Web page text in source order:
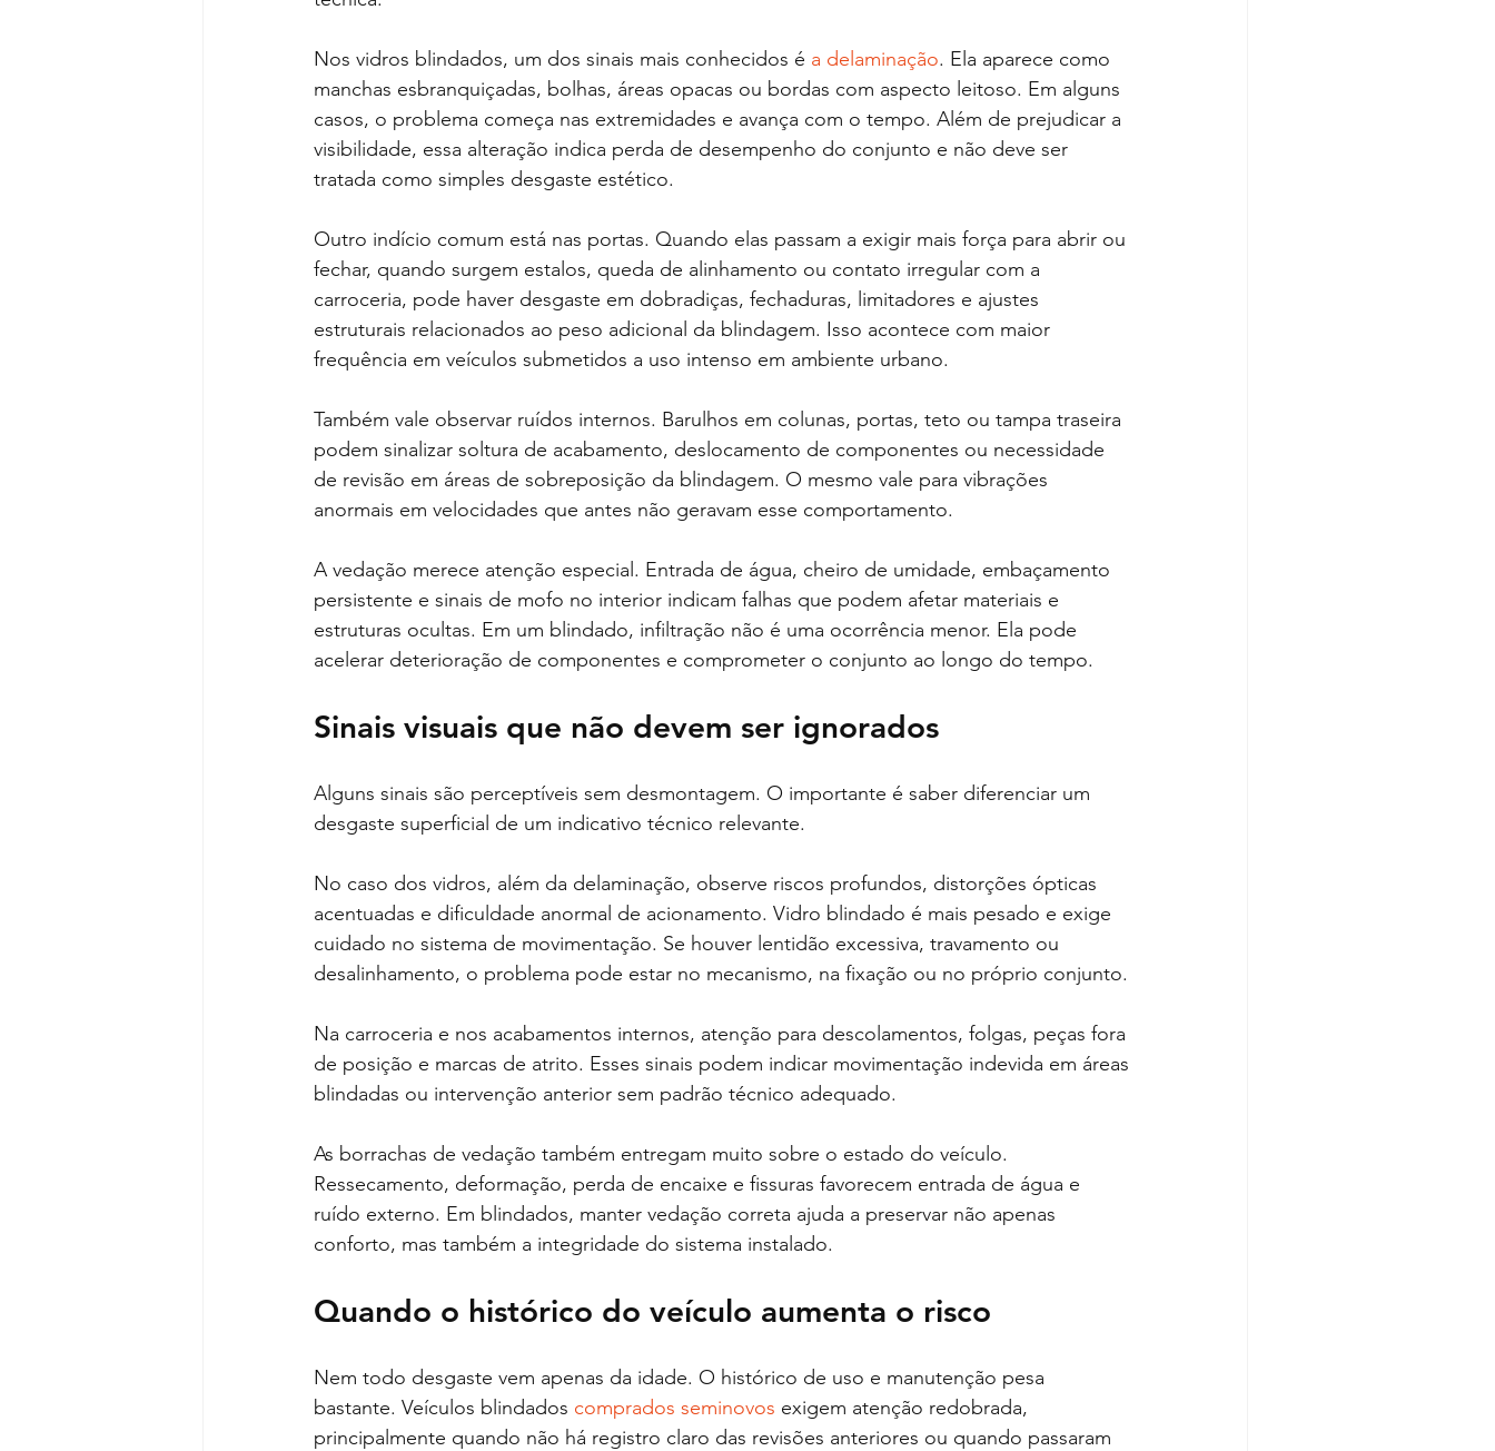
Nos vidros blindados, um dos sinais mais conhecidos é a delaminação. Ela aparece como
manchas esbranquiçadas, bolhas, áreas opacas ou bordas com aspecto leitoso. Em alguns
casos, o problema começa nas extremidades e avança com o tempo. Além de prejudicar a
visibilidade, essa alteração indica perda de desempenho do conjunto e não deve ser
tratada como simples desgaste estético.
Outro indício comum está nas portas. Quando elas passam a exigir mais força para abrir ou
fechar, quando surgem estalos, queda de alinhamento ou contato irregular com a
carroceria, pode haver desgaste em dobradiças, fechaduras, limitadores e ajustes
estruturais relacionados ao peso adicional da blindagem. Isso acontece com maior
frequência em veículos submetidos a uso intenso em ambiente urbano.
Também vale observar ruídos internos. Barulhos em colunas, portas, teto ou tampa traseira
podem sinalizar soltura de acabamento, deslocamento de componentes ou necessidade
de revisão em áreas de sobreposição da blindagem. O mesmo vale para vibrações
anormais em velocidades que antes não geravam esse comportamento.
A vedação merece atenção especial. Entrada de água, cheiro de umidade, embaçamento
persistente e sinais de mofo no interior indicam falhas que podem afetar materiais e
estruturas ocultas. Em um blindado, infiltração não é uma ocorrência menor. Ela pode
acelerar deterioração de componentes e comprometer o conjunto ao longo do tempo.
Sinais visuais que não devem ser ignorados
Alguns sinais são perceptíveis sem desmontagem. O importante é saber diferenciar um
desgaste superficial de um indicativo técnico relevante.
No caso dos vidros, além da delaminação, observe riscos profundos, distorções ópticas
acentuadas e dificuldade anormal de acionamento. Vidro blindado é mais pesado e exige
cuidado no sistema de movimentação. Se houver lentidão excessiva, travamento ou
desalinhamento, o problema pode estar no mecanismo, na fixação ou no próprio conjunto.
Na carroceria e nos acabamentos internos, atenção para descolamentos, folgas, peças fora
de posição e marcas de atrito. Esses sinais podem indicar movimentação indevida em áreas
blindadas ou intervenção anterior sem padrão técnico adequado.
As borrachas de vedação também entregam muito sobre o estado do veículo.
Ressecamento, deformação, perda de encaixe e fissuras favorecem entrada de água e
ruído externo. Em blindados, manter vedação correta ajuda a preservar não apenas
conforto, mas também a integridade do sistema instalado.
Quando o histórico do veículo aumenta o risco
Nem todo desgaste vem apenas da idade. O histórico de uso e manutenção pesa
bastante. Veículos blindados comprados seminovos exigem atenção redobrada,
principalmente quando não há registro claro das revisões anteriores ou quando passaram